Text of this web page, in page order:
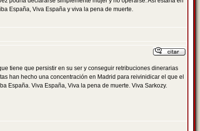
España, Viva España y viva la pena de muerte.
tiene que persistir en su ser y conseguir retribuciones dinerarias
han hecho una concentración en Madrid para reivinidicar el que el
España. Viva España, Viva la pena de muerte. Viva Sarkozy.